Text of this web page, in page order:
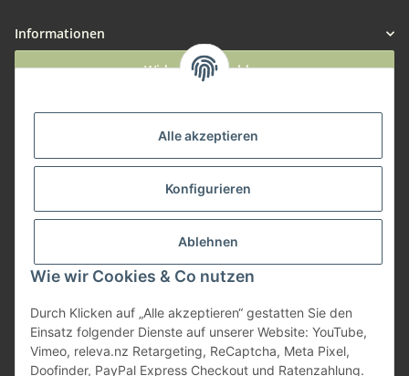
Alle akzeptieren
Konfigurieren
Ablehnen
Wie wir Cookies & Co nutzen
Durch Klicken auf „Alle akzeptieren“ gestatten Sie den
Einsatz folgender Dienste auf unserer Website: YouTube,
Vimeo, releva.nz Retargeting, ReCaptcha, Meta Pixel,
Doofinder, PayPal Express Checkout und Ratenzahlung.
Informationen
Widerruf anmelden
Zahlungsmöglichkeiten